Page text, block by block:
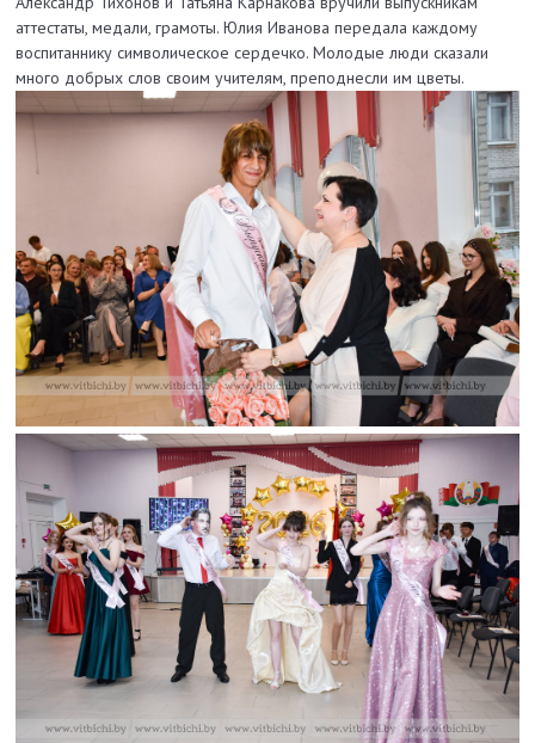
аттестаты, медали, грамоты. Юлия Иванова передала каждому
воспитаннику символическое сердечко. Молодые люди сказали
много добрых слов своим учителям, преподнесли им цветы.